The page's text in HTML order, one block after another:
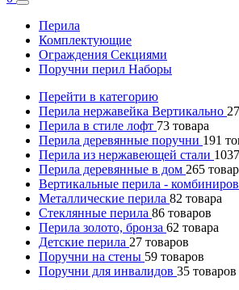
Перила
Комплектующие
Ограждения Секциями
Поручни перил Наборы
Перейти в категорию
Перила нержавейка Вертикально
Перила в стиле лофт 73 товара
Перила деревянные поручни 191
Перила из нержавеющей стали 1037
Перила деревянные в дом 265
Вертикальные перила -
Металлические перила 82 товара
Стеклянные перила 86 товаров
Перила золото, бронза 62 товара
Детские перила 27 товаров
Поручни на стены 59 товаров
Поручни для инвалидов 35 товаров